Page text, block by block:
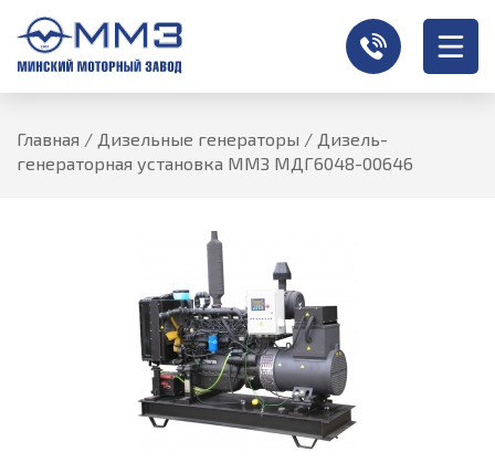
Главная / Дизельные генераторы / Дизель-
генераторная установка ММЗ МДГ6048-00646